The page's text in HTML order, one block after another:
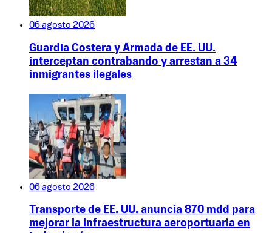
06 agosto 2026
Guardia Costera y Armada de EE. UU.
interceptan contrabando y arrestan a 34
inmigrantes ilegales
06 agosto 2026
Transporte de EE. UU. anuncia 870 mdd para
mejorar la infraestructura aeroportuaria en